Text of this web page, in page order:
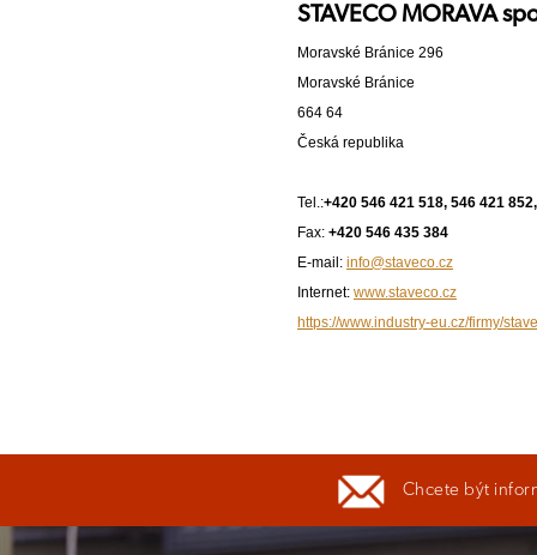
STAVECO MORAVA
Moravské Bránice 296
Moravské Bránice
664 64
Česká republika
Tel.:+420 546 421 518, 546 421
Fax: +420 546 435 384
E-mail: info@staveco.cz
Internet: www.staveco.cz
https://www.industry-eu.cz/firmy/
Chcete být